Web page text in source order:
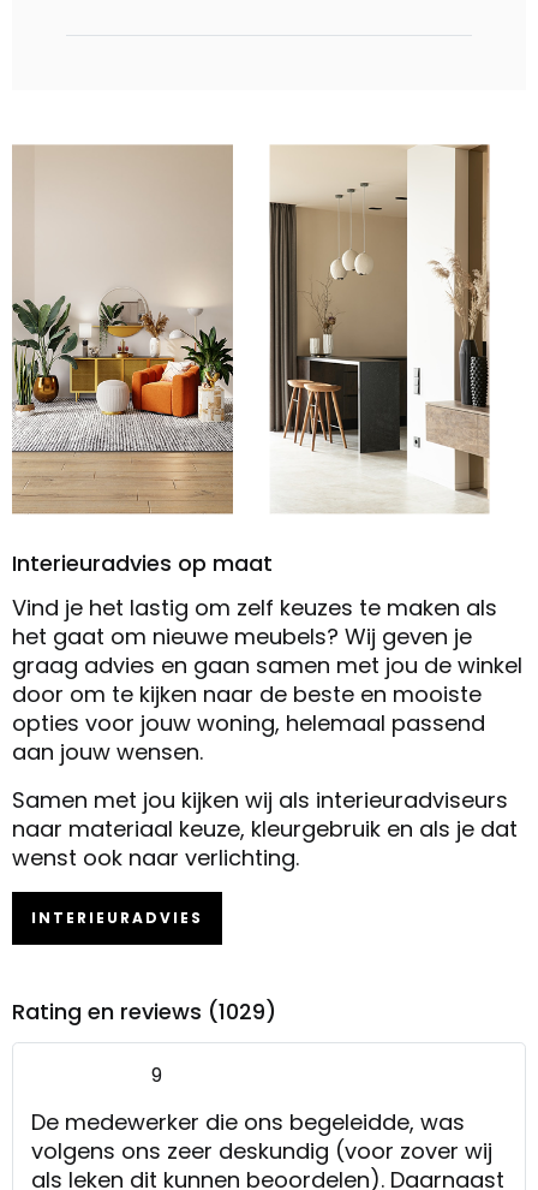
Interieuradvies op maat
Vind je het lastig om zelf keuzes te maken als
het gaat om nieuwe meubels? Wij geven je
graag advies en gaan samen met jou de winkel
door om te kijken naar de beste en mooiste
opties voor jouw woning, helemaal passend
aan jouw wensen.
Samen met jou kijken wij als interieuradviseurs
naar materiaal keuze, kleurgebruik en als je dat
wenst ook naar verlichting.
INTERIEURADVIES
Rating en reviews (1029)
9
De medewerker die ons begeleidde, was
volgens ons zeer deskundig (voor zover wij
als leken dit kunnen beoordelen). Daarnaast